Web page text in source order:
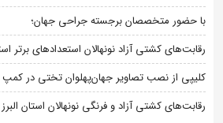
با حضور متخصصان برجسته جراحی جهان؛
رقابت‌های کشتی آزاد نونهالان استعدادهای برتر
کلیپی از نصب تصاویر جهان‌پهلوان تختی در
رقابت‌های کشتی آزاد و فرنگی نونهالان استان البرز